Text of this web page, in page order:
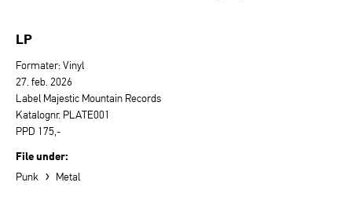
LP
Formater: Vinyl
27. feb. 2026
Label Majestic Mountain Records
Katalognr. PLATE001
PPD 175,-
File under:
Punk › Metal